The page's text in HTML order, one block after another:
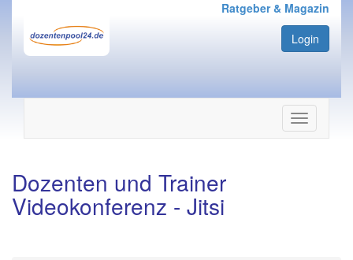
Ratgeber & Magazin
Login
Navigation
ein-/
Dozenten und Trainer
Videokonferenz - Jitsi